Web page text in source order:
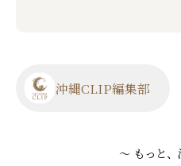
沖縄CLIP編集部
～ もっと